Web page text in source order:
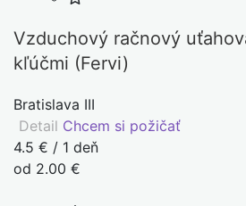
Vzduchový račnový
kľúčmi (Fervi)
Bratislava III
Detail Chcem si požičať
4.5 € / 1 deň
od 2.00 €